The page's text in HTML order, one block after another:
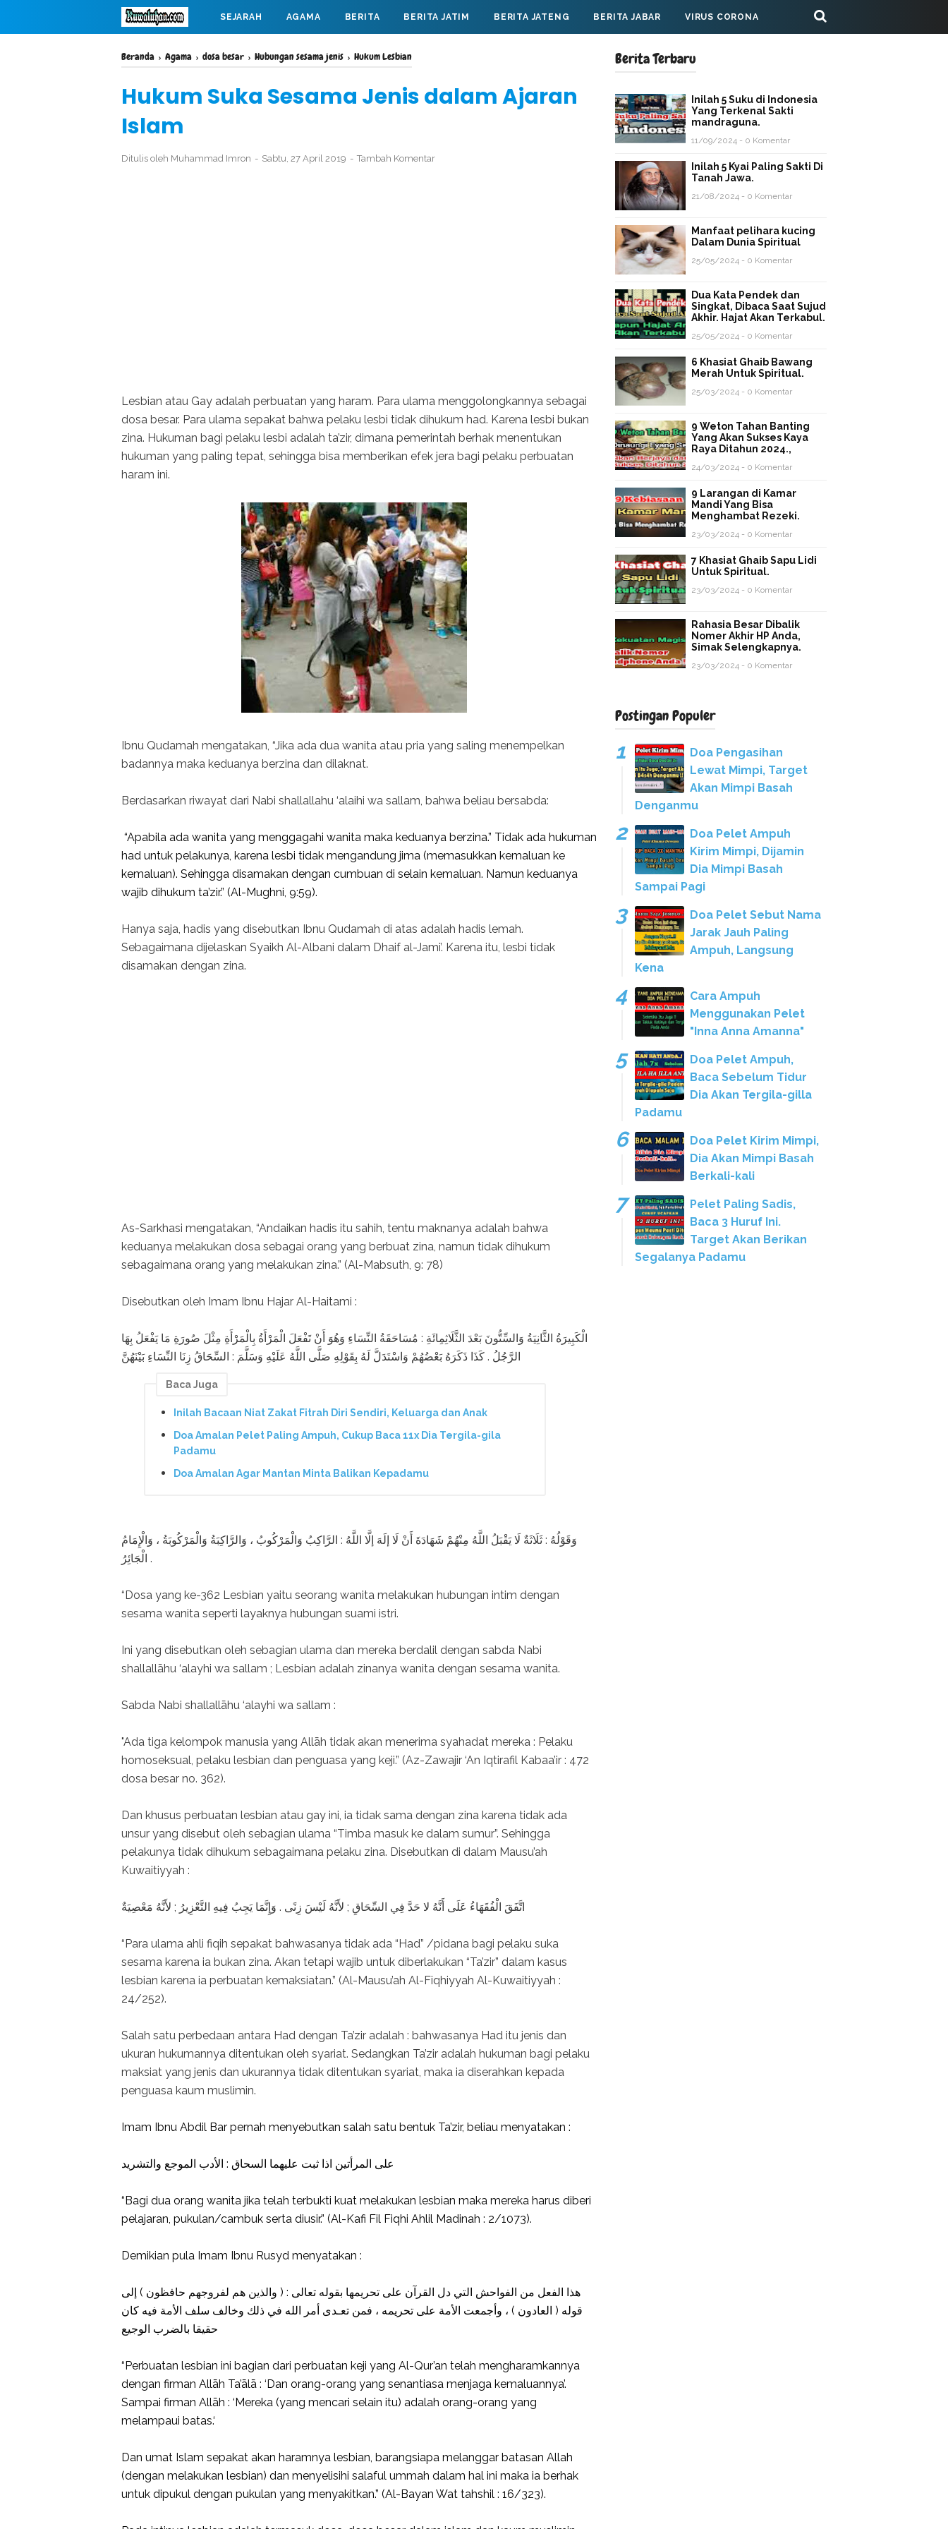
SEJARAH AGAMA BERITA BERITA JATIM BERITA JATENG BERITA JABAR VIRUS CORONA
MAHABARATA
Beranda › Agama › dosa besar › Hubungan sesama jenis › Hukum Lesbian
Hukum Suka Sesama Jenis dalam Ajaran
Islam
Ditulis oleh Muhammad Imron Sabtu, 27 April 2019 Tambah Komentar
Lesbian atau Gay adalah perbuatan yang haram. Para ulama menggolongkannya sebagai
dosa besar. Para ulama sepakat bahwa pelaku lesbi tidak dihukum had. Karena lesbi bukan
zina. Hukuman bagi pelaku lesbi adalah ta’zir, dimana pemerintah berhak menentukan
hukuman yang paling tepat, sehingga bisa memberikan efek jera bagi pelaku perbuatan
haram ini.
Ibnu Qudamah mengatakan, “Jika ada dua wanita atau pria yang saling menempelkan
badannya maka keduanya berzina dan dilaknat.
Berdasarkan riwayat dari Nabi shallallahu ‘alaihi wa sallam, bahwa beliau bersabda:
“Apabila ada wanita yang menggagahi wanita maka keduanya berzina.” Tidak ada hukuman
had untuk pelakunya, karena lesbi tidak mengandung jima (memasukkan kemaluan ke
kemaluan). Sehingga disamakan dengan cumbuan di selain kemaluan. Namun keduanya
wajib dihukum ta’zir.” (Al-Mughni, 9:59).
Hanya saja, hadis yang disebutkan Ibnu Qudamah di atas adalah hadis lemah.
Sebagaimana dijelaskan Syaikh Al-Albani dalam Dhaif al-Jami’. Karena itu, lesbi tidak
disamakan dengan zina.
As-Sarkhasi mengatakan, “Andaikan hadis itu sahih, tentu maknanya adalah bahwa
keduanya melakukan dosa sebagai orang yang berbuat zina, namun tidak dihukum
sebagaimana orang yang melakukan zina.” (Al-Mabsuth, 9: 78)
Disebutkan oleh Imam Ibnu Hajar Al-Haitami :
الْكَبِيرَةُ الثَّانِيَةُ وَالسِّتُّونَ بَعْدَ الثَّلَاثِمِائَةِ : مُسَاحَقَةُ النِّسَاءِ وَهُوَ أَنْ تَفْعَلَ الْمَرْأَةُ بِالْمَرْأَةِ مِثْلَ صُورَةِ مَا يَفْعَلُ بِهَا
الرَّجُلُ . كَذَا ذَكَرَهُ بَعْضُهُمْ وَاسْتَدَلَّ لَهُ بِقَوْلِهِ صَلَّى اللَّهُ عَلَيْهِ وَسَلَّمَ : السِّحَاقُ زِنَا النِّسَاءِ بَيْنَهُنَّ
Baca Juga
Inilah Bacaan Niat Zakat Fitrah Diri Sendiri, Keluarga dan Anak
Doa Amalan Pelet Paling Ampuh, Cukup Baca 11x Dia Tergila-gila
Padamu
Doa Amalan Agar Mantan Minta Balikan Kepadamu
وَقَوْلُهُ : ثَلَاثَةٌ لَا يَقْبَلُ اللَّهُ مِنْهُمْ شَهَادَةَ أَنْ لَا إلَهَ إلَّا اللَّهُ : الرَّاكِبُ وَالْمَرْكُوبُ ، وَالرَّاكِبَةُ وَالْمَرْكُوبَةُ ، وَالْإِمَامُ
الْجَائِرُ .
“Dosa yang ke-362 Lesbian yaitu seorang wanita melakukan hubungan intim dengan
sesama wanita seperti layaknya hubungan suami istri.
Ini yang disebutkan oleh sebagian ulama dan mereka berdalil dengan sabda Nabi
shallallāhu ‘alayhi wa sallam ; Lesbian adalah zinanya wanita dengan sesama wanita.
Sabda Nabi shallallāhu ‘alayhi wa sallam :
"Ada tiga kelompok manusia yang Allāh tidak akan menerima syahadat mereka : Pelaku
homoseksual, pelaku lesbian dan penguasa yang keji.” (Az-Zawajir ‘An Iqtirafil Kabaa’ir : 472
dosa besar no. 362).
Dan khusus perbuatan lesbian atau gay ini, ia tidak sama dengan zina karena tidak ada
unsur yang disebut oleh sebagian ulama “Timba masuk ke dalam sumur”. Sehingga
pelakunya tidak dihukum sebagaimana pelaku zina. Disebutkan di dalam Mausu’ah
Kuwaitiyyah :
اتَّفَقَ الْفُقَهَاءُ عَلَى أَنَّهُ لا حَدَّ فِي السِّحَاقِ ; لأَنَّهُ لَيْسَ زِنًى . وَإِنَّمَا يَجِبُ فِيهِ التَّعْزِيرُ ; لأَنَّهُ مَعْصِيَةٌ
“Para ulama ahli fiqih sepakat bahwasanya tidak ada “Had” /pidana bagi pelaku suka
sesama karena ia bukan zina. Akan tetapi wajib untuk diberlakukan “Ta’zir” dalam kasus
lesbian karena ia perbuatan kemaksiatan.” (Al-Mausu’ah Al-Fiqhiyyah Al-Kuwaitiyyah :
24/252).
Salah satu perbedaan antara Had dengan Ta’zir adalah : bahwasanya Had itu jenis dan
ukuran hukumannya ditentukan oleh syariat. Sedangkan Ta’zir adalah hukuman bagi pelaku
maksiat yang jenis dan ukurannya tidak ditentukan syariat, maka ia diserahkan kepada
penguasa kaum muslimin.
Imam Ibnu Abdil Bar pernah menyebutkan salah satu bentuk Ta’zir, beliau menyatakan :
على المرأتين اذا ثبت عليهما السحاق : الأدب الموجع والتشريد
“Bagi dua orang wanita jika telah terbukti kuat melakukan lesbian maka mereka harus diberi
pelajaran, pukulan/cambuk serta diusir.” (Al-Kafi Fil Fiqhi Ahlil Madinah : 2/1073).
Demikian pula Imam Ibnu Rusyd menyatakan :
هذا الفعل من الفواحش التي دل القرآن على تحريمها بقوله تعالى : ( والذين هم لفروجهم حافظون ) إلى
قوله ( العادون ) ، وأجمعت الأمة على تحريمه ، فمن تعـدى أمر الله في ذلك وخالف سلف الأمة فيه كان
حقيقا بالضرب الوجيع
“Perbuatan lesbian ini bagian dari perbuatan keji yang Al-Qur’an telah mengharamkannya
dengan firman Allāh Ta’ālā : ‘Dan orang-orang yang senantiasa menjaga kemaluannya’.
Sampai firman Allāh : ‘Mereka (yang mencari selain itu) adalah orang-orang yang
melampaui batas.‘
Dan umat Islam sepakat akan haramnya lesbian, barangsiapa melanggar batasan Allah
(dengan melakukan lesbian) dan menyelisihi salaful ummah dalam hal ini maka ia berhak
untuk dipukul dengan pukulan yang menyakitkan.” (Al-Bayan Wat tahshil : 16/323).
Berita Terbaru
Inilah 5 Suku di Indonesia
Yang Terkenal Sakti
mandraguna.
11/09/2024 - 0 Komentar
Inilah 5 Kyai Paling Sakti Di
Tanah Jawa.
21/08/2024 - 0 Komentar
Manfaat pelihara kucing
Dalam Dunia Spiritual
25/05/2024 - 0 Komentar
Dua Kata Pendek dan
Singkat, Dibaca Saat Sujud
Akhir. Hajat Akan Terkabul.
25/05/2024 - 0 Komentar
6 Khasiat Ghaib Bawang
Merah Untuk Spiritual.
25/03/2024 - 0 Komentar
9 Weton Tahan Banting
Yang Akan Sukses Kaya
Raya Ditahun 2024.,
24/03/2024 - 0 Komentar
9 Larangan di Kamar
Mandi Yang Bisa
Menghambat Rezeki.
23/03/2024 - 0 Komentar
7 Khasiat Ghaib Sapu Lidi
Untuk Spiritual.
23/03/2024 - 0 Komentar
Rahasia Besar Dibalik
Nomer Akhir HP Anda,
Simak Selengkapnya.
23/03/2024 - 0 Komentar
Postingan Populer
Doa Pengasihan
Lewat Mimpi, Target
Akan Mimpi Basah
Denganmu
Doa Pelet Ampuh
Kirim Mimpi, Dijamin
Dia Mimpi Basah
Sampai Pagi
Doa Pelet Sebut Nama
Jarak Jauh Paling
Ampuh, Langsung
Kena
Cara Ampuh
Menggunakan Pelet
"Inna Anna Amanna"
Doa Pelet Ampuh,
Baca Sebelum Tidur
Dia Akan Tergila-gilla
Padamu
Doa Pelet Kirim Mimpi,
Dia Akan Mimpi Basah
Berkali-kali
Pelet Paling Sadis,
Baca 3 Huruf Ini.
Target Akan Berikan
Segalanya Padamu